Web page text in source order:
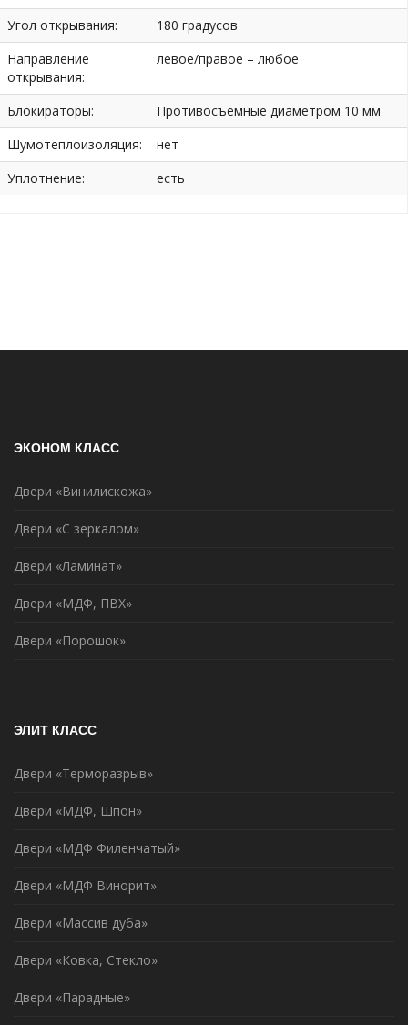
Угол открывания:
180 градусов
Направление
открывания:
левое/правое – любое
Блокираторы:
Противосъёмные диаметром 10 мм
Шумотеплоизоляция:
нет
Уплотнение:
есть
ЭКОНОМ КЛАСС
Двери «Винилискожа»
Двери «С зеркалом»
Двери «Ламинат»
Двери «МДФ, ПВХ»
Двери «Порошок»
ЭЛИТ КЛАСС
Двери «Терморазрыв»
Двери «МДФ, Шпон»
Двери «МДФ Филенчатый»
Двери «МДФ Винорит»
Двери «Массив дуба»
Двери «Ковка, Стекло»
Двери «Парадные»